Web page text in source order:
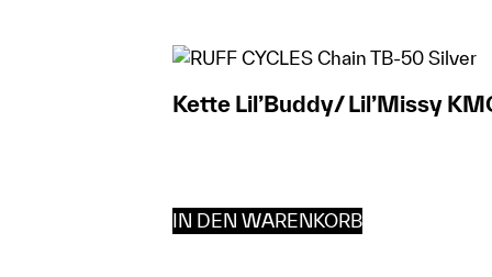
Kette Lil’Buddy/ Lil’Missy
IN DEN WARENKORB